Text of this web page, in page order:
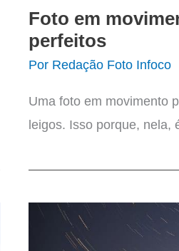
Foto em
perfeitos
Por Redação Foto Infoco
Uma foto em movimento
leigos. Isso porque, nela,